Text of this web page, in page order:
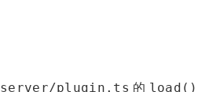
server/plugin.ts 的 load()